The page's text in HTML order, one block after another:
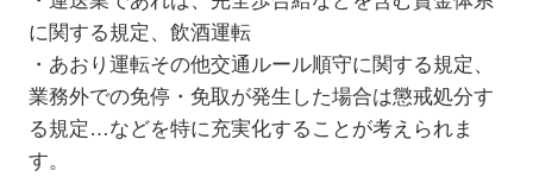
に関する規定、飲酒運転
・あおり運転その他交通ルール順守に関する規定、
業務外での免停・免取が発生した場合は懲戒処分す
る規定…などを特に充実化することが考えられま
す。